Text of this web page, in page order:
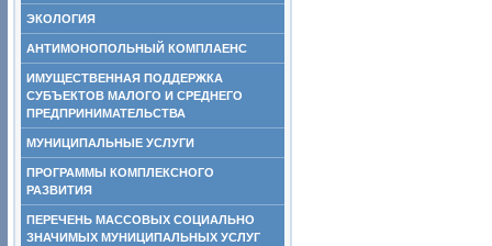
ЭКОЛОГИЯ
АНТИМОНОПОЛЬНЫЙ КОМПЛАЕНС
ИМУЩЕСТВЕННАЯ ПОДДЕРЖКА
СУБЪЕКТОВ МАЛОГО И СРЕДНЕГО
ПРЕДПРИНИМАТЕЛЬСТВА
МУНИЦИПАЛЬНЫЕ УСЛУГИ
ПРОГРАММЫ КОМПЛЕКСНОГО
РАЗВИТИЯ
ПЕРЕЧЕНЬ МАССОВЫХ СОЦИАЛЬНО
ЗНАЧИМЫХ МУНИЦИПАЛЬНЫХ УСЛУГ